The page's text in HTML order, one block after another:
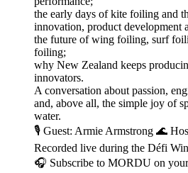
the early days of kite foiling and
innovation, product development
the future of wing foiling, surf
foiling;
why New Zealand keeps
innovators.
A conversation about passion,
and, above all, the simple joy of
water.
🎙️ Guest: Armie Armstrong 🌊
Recorded live during the Défi
🎧 Subscribe to MORDU on